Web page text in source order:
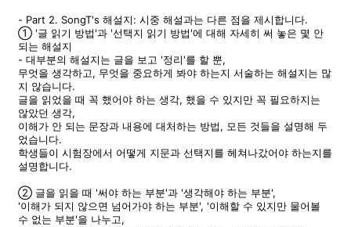
- Part 2. SongT's 해설지: 시중 해설과는 다른 점을 제시합니다.
① '글 읽기 방법'과 '선택지 읽기 방법'에 대해 자세히 써 놓은 몇 안
되는 해설지
- 대부분의 해설지는 글을 보고 '정리'를 할 뿐,
무엇을 생각하고, 무엇을 중요하게 봐야 하는지 서술하는 해설지는 많
지 않습니다.
글을 읽었을 때 꼭 했어야 하는 생각, 했을 수 있지만 꼭 필요하지는
않았던 생각,
이해가 안 되는 문장과 내용에 대처하는 방법, 모든 것들을 설명해 두
었습니다.
학생들이 시험장에서 어떻게 지문과 선택지를 헤쳐나갔어야 하는지를
설명합니다.
② 글을 읽을 때 '써야 하는 부분'과 '생각해야 하는 부분',
'이해가 되지 않으면 넘어가야 하는 부분', '이해할 수 있지만 물어볼
수 없는 부분'을 나누고,